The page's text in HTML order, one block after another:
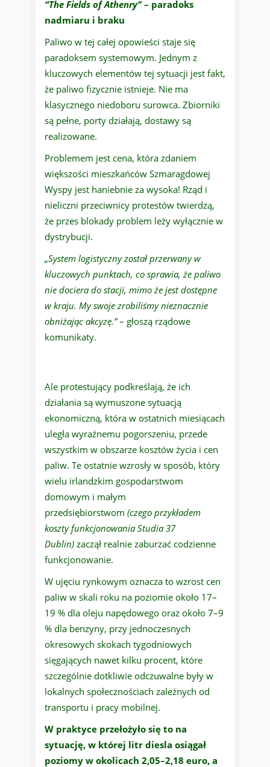
“The Fields of Athenry”– paradoks
nadmiaru i braku
Paliwo w tej całej opowieści staje się
paradoksem systemowym. Jednym z
kluczowych elementów tej sytuacji jest fakt,
że paliwo fizycznie istnieje. Nie ma
klasycznego niedoboru surowca. Zbiorniki
są pełne, porty działają, dostawy są
realizowane.
Problemem jest cena, która zdaniem
większości mieszkańców Szmaragdowej
Wyspy jest haniebnie za wysoka! Rząd i
nieliczni przeciwnicy protestów twierdzą,
że przes blokady problem leży wyłącznie w
dystrybucji.
„System logistyczny został przerwany w
kluczowych punktach, co sprawia, że paliwo
nie dociera do stacji, mimo że jest dostępne
w kraju. My swoje zrobiliśmy nieznacznie
obniżając akcyzę.”– głoszą rządowe
komunikaty.
Ale protestujący podkreślają, że ich
działania są wymuszone sytuacją
ekonomiczną, która w ostatnich miesiącach
uległa wyraźnemu pogorszeniu, przede
wszystkim w obszarze kosztów życia i cen
paliw. Te ostatnie wzrosły w sposób, który
wielu irlandzkim gospodarstwom
domowym i małym
przedsiębiorstwom (czego przykładem
koszty funkcjonowania Studia 37
Dublin) zaczął realnie zaburzać codzienne
funkcjonowanie.
W ujęciu rynkowym oznacza to wzrost cen
paliw w skali roku na poziomie około 17–
19 % dla oleju napędowego oraz około 7–9
% dla benzyny, przy jednoczesnych
okresowych skokach tygodniowych
sięgających nawet kilku procent, które
szczególnie dotkliwie odczuwalne były w
lokalnych społecznościach zależnych od
transportu i pracy mobilnej.
W praktyce przełożyło się to na
sytuację, w której litr diesla osiągał
poziomy w okolicach 2,05–2,18 euro, a